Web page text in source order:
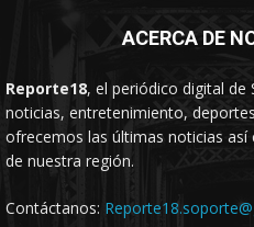
ACERCA DE
Reporte18, el periódico digital de
noticias, entretenimiento,
ofrecemos las últimas noticias
de nuestra región.
Contáctanos: